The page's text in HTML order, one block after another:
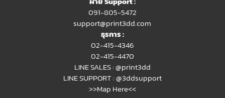
091-805-5472
support@print3dd.com
ธุรการ :
02-415-4346
02-415-4470
LINE SALES :@print3dd
LINE SUPPORT :@3ddsupport
>>Map Here<<